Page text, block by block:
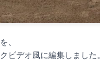
、
ビデオ風に編集しました。